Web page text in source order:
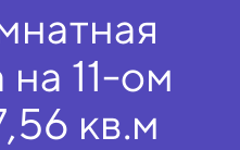
на 11-ом
кв.м